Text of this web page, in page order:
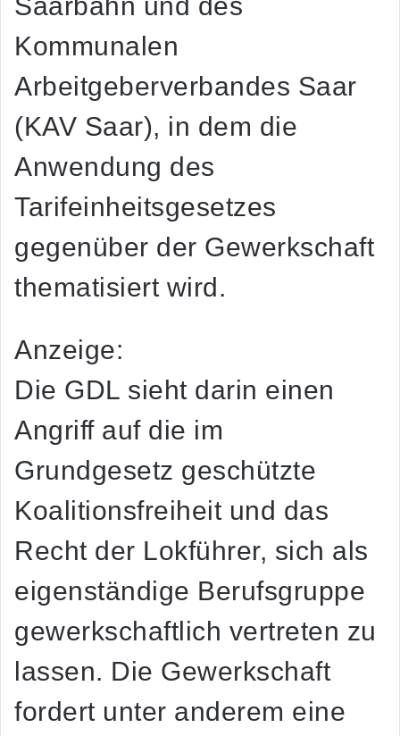
Saarbahn und des
Kommunalen
Arbeitgeberverbandes Saar
(KAV Saar), in dem die
Anwendung des
Tarifeinheitsgesetzes
gegenüber der Gewerkschaft
thematisiert wird.
Anzeige:
Die GDL sieht darin einen
Angriff auf die im
Grundgesetz geschützte
Koalitionsfreiheit und das
Recht der Lokführer, sich als
eigenständige Berufsgruppe
gewerkschaftlich vertreten zu
lassen. Die Gewerkschaft
fordert unter anderem eine